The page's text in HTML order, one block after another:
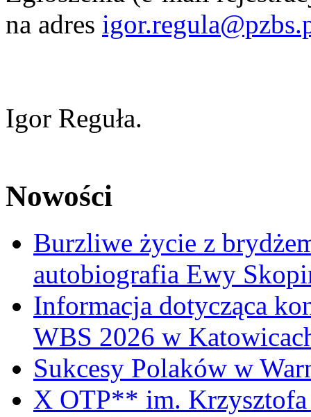
na adres
Igor Reguła.
Nowości
Burzliwe życie z
autobiografia Ewy
Informacja dotycząca
WBS 2026 w
Sukcesy Polaków w
X OTP** im. Krzysztofa